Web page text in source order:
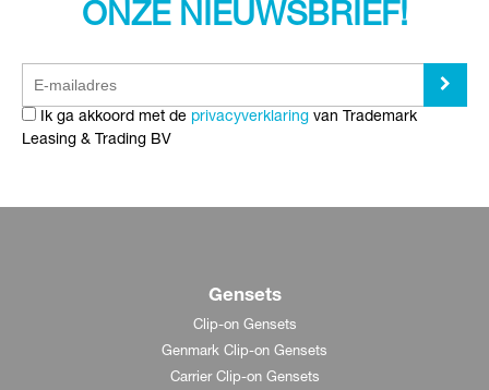
ONZE NIEUWSBRIEF!
Ik ga akkoord met de privacyverklaring van Trademark
Leasing & Trading BV
Gensets
Clip-on Gensets
Genmark Clip-on Gensets
Carrier Clip-on Gensets